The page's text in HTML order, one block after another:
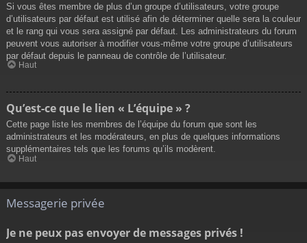
Si vous êtes membre de plus d’un groupe d’utilisateurs, votre groupe
d’utilisateurs par défaut est utilisé afin de déterminer quelle sera la couleur
et le rang qui vous sera assigné par défaut. Les administrateurs du forum
peuvent vous autoriser à modifier vous-même votre groupe d’utilisateurs
par défaut depuis le panneau de contrôle de l’utilisateur.
Haut
Qu’est-ce que le lien « L’équipe » ?
Cette page liste les membres de l’équipe du forum que sont les
administrateurs et les modérateurs, en plus de quelques informations
supplémentaires tels que les forums qu’ils modèrent.
Haut
Messagerie privée
Je ne peux pas envoyer de messages privés !